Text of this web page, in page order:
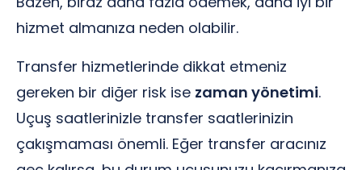
hizmet almanıza neden olabilir.
Transfer hizmetlerinde dikkat etmeniz
gereken bir diğer risk ise zaman yönetimi.
Uçuş saatlerinizle transfer saatlerinizin
çakışmaması önemli. Eğer transfer aracınız